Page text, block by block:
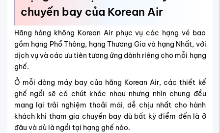
chuyến bay của Korean Air
Hãng hàng không Korean Air phục vụ các hạng vé bao
gồm hạng Phổ Thông, hạng Thương Gia và hạng Nhất, với
dịch vụ và các ưu tiên tương ứng dành riêng cho mỗi hạng
ghế.
Ở mỗi dòng máy bay của hãng Korean Air, các thiết kế
ghế ngồi sẽ có chút khác nhau nhưng nhìn chung đều
mang lại trải nghiệm thoải mái, dễ chịu nhất cho hành
khách khi tham gia chuyến bay dù bất kỳ điểm đến là ở
đâu và dù là ngồi tại hạng ghế nào.